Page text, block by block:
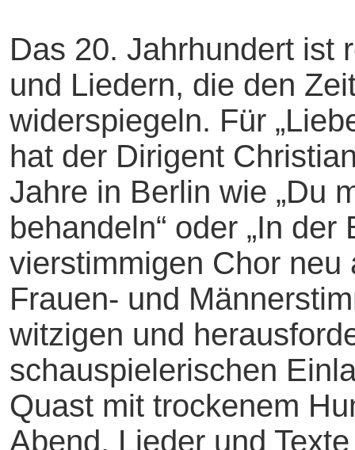
Das 20. Jahrhundert ist
und Liedern, die den
widerspiegeln. Für
hat der Dirigent
Jahre in Berlin wie „Du
behandeln“ oder „In der
vierstimmigen Chor neu
Frauen- und
witzigen und
schauspielerischen
Quast mit trockenem
Abend. Lieder und